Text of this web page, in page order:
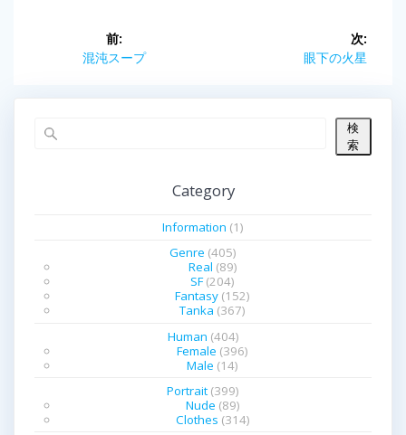
前:
前
混沌スープ
次:
次
眼下の火星
検
索
Category
Information (1)
Genre (405)
Real (89)
SF(204)
Fantasy (152)
Tanka (367)
Human (404)
Female (396)
Male (14)
Portrait (399)
Nude (89)
Clothes (314)